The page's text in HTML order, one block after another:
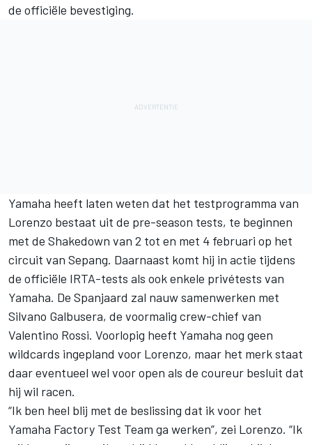
de officiële bevestiging.
Yamaha heeft laten weten dat het testprogramma van
Lorenzo bestaat uit de pre-season tests, te beginnen
met de Shakedown van 2 tot en met 4 februari op het
circuit van Sepang. Daarnaast komt hij in actie tijdens
de officiële IRTA-tests als ook enkele privétests van
Yamaha. De Spanjaard zal nauw samenwerken met
Silvano Galbusera, de voormalig crew-chief van
Valentino Rossi. Voorlopig heeft Yamaha nog geen
wildcards ingepland voor Lorenzo, maar het merk staat
daar eventueel wel voor open als de coureur besluit dat
hij wil racen.
“Ik ben heel blij met de beslissing dat ik voor het
Yamaha Factory Test Team ga werken”, zei Lorenzo. “Ik